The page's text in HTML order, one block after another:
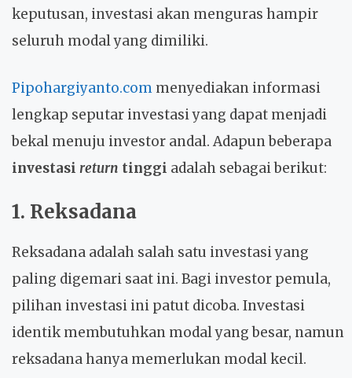
keputusan, investasi akan menguras hampir
seluruh modal yang dimiliki.
Pipohargiyanto.com menyediakan informasi
lengkap seputar investasi yang dapat menjadi
bekal menuju investor andal. Adapun beberapa
investasi return tinggi adalah sebagai berikut:
1. Reksadana
Reksadana adalah salah satu investasi yang
paling digemari saat ini. Bagi investor pemula,
pilihan investasi ini patut dicoba. Investasi
identik membutuhkan modal yang besar, namun
reksadana hanya memerlukan modal kecil.